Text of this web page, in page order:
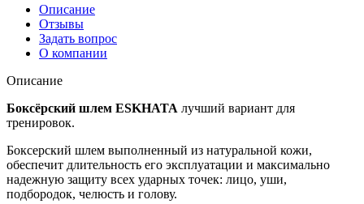
Описание
Отзывы
Задать вопрос
О компании
Описание
Боксёрский шлем ESKHATA лучший вариант для
тренировок.
Боксерский шлем выполненный из натуральной кожи,
обеспечит длительность его эксплуатации и максимально
надежную защиту всех ударных точек: лицо, уши,
подбородок, челюсть и голову.